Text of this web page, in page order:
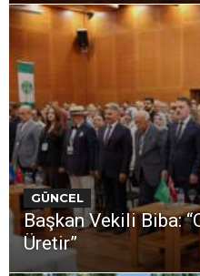
GÜNCEL
Başkan Vekili Biba:
Üretir”